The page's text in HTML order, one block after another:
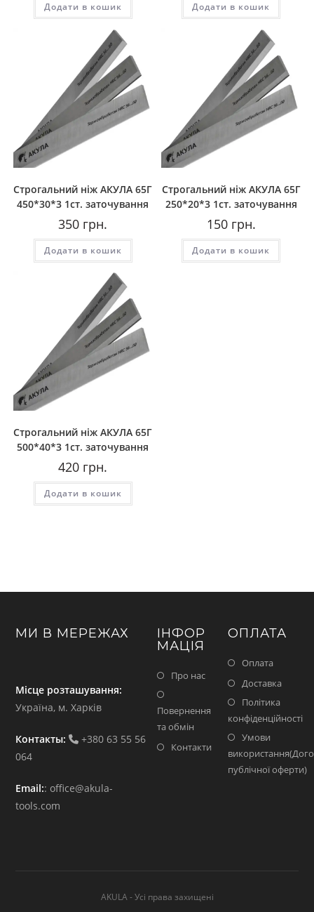
Додати в кошик Додати в кошик
Строгальний ніж АКУЛА 65Г
450*30*3 1ст. заточування
350 грн.
Додати в кошик
Строгальний ніж АКУЛА 65Г
250*20*3 1ст. заточування
150грн.
Додати в кошик
Строгальний ніж АКУЛА 65Г
500*40*3 1ст. заточування
420 грн.
Додати в кошик
МИ В МЕРЕЖАХ
Місце розташування:
Україна, м. Харків
Контакты:
+380 63 55 56
064
Email::office@akula-
tools.com
ІНФОР
МАЦІЯ
Про нас
Повернення
та обмін
Контакти
ОПЛАТА
Оплата
Доставка
Політика
конфіденційності
Умови
публічної оферти)
AKULA - Усі права захищені